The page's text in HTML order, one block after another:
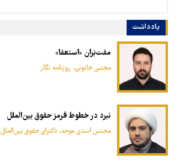
یادداشت
مفت‌بَران «استعفا»
مجتبی خاتونی، روزنامه نگار
نبرد در خطوط قرمز حقوق بین‌الملل
محسن اسدی موحد، دکترای حقوق بین‌الملل